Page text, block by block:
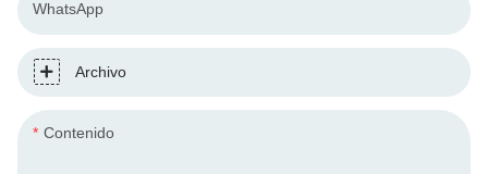
WhatsApp
Archivo
Contenido